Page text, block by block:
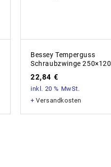
Bessey Temperguss
Schraubzwinge 250×120
22,84 €
inkl. 20 % MwSt.
+Versandkosten